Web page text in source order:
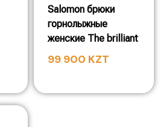
Salomon брюки
горнолыжные
женские The brilliant
99 900 KZT